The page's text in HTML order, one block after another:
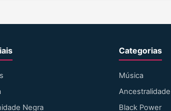
Negra
Categorias
Música
Ancestralidade
Black Power